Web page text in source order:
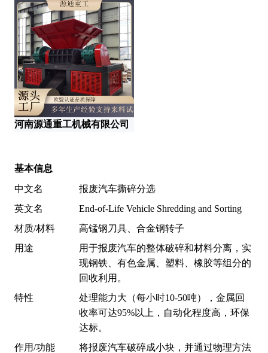
河南源通重工机械有限公司
基本信息
中文名
报废汽车撕碎分选
英文名
End-of-Life Vehicle Shredding and Sorting
材质/材料
高锰钢刀具、合金钢转子
用途
用于报废汽车的整体破碎和材料分离，实
现钢铁、有色金属、塑料、橡胶等组分的
回收利用。
特性
处理能力大（每小时10-50吨），金属回
收率可达95%以上，自动化程度高，环保
达标。
作用/功能
将报废汽车破碎成小块，并通过物理方法